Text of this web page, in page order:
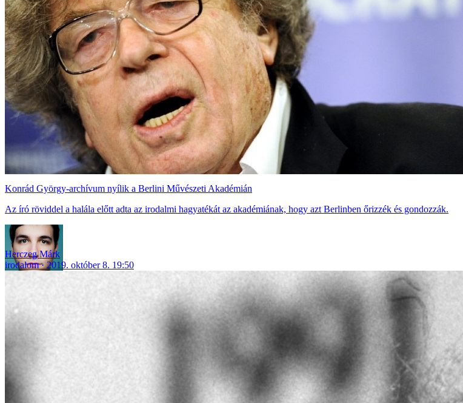
Konrád György-archívum nyílik a Berlini Művészeti Akadémián
Az író röviddel a halála előtt adta az irodalmi hagyatékát az akadémiának, hogy azt Berlinben őrizzék és gondozzák.
Herczeg Márk
irodalom
2019. október 8. 19:50